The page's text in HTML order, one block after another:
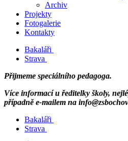
Archiv
Projekty
Fotogalerie
Kontakty
Bakaláři
Strava
Přijmeme speciálního pedagoga.
Více informací u ředitelky školy,
případně e-mailem na
Bakaláři
Strava